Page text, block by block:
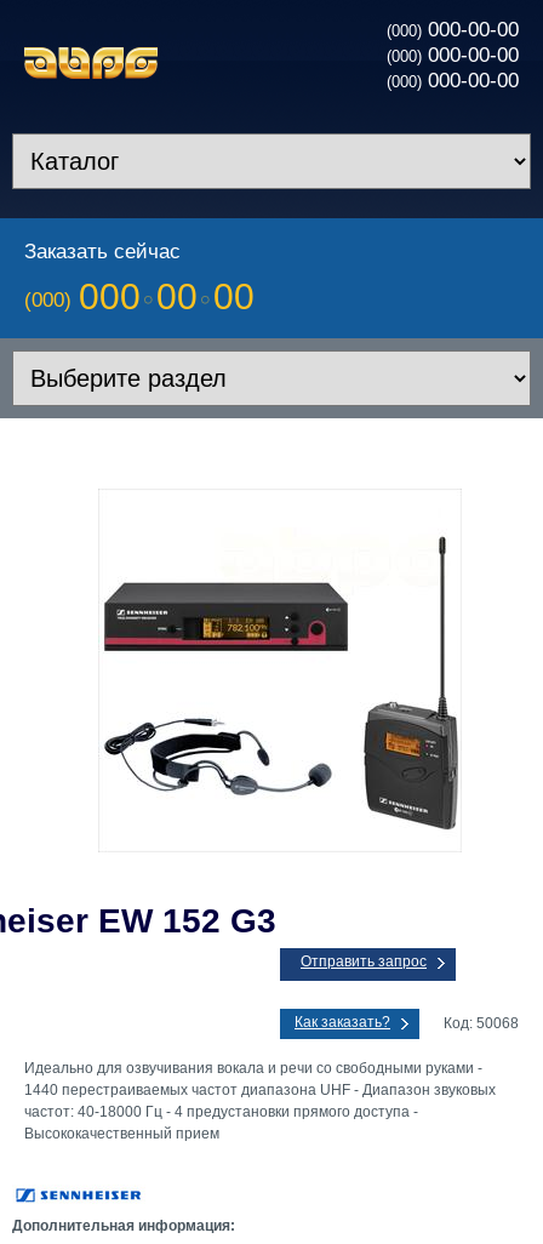
(000) 000-00-00
(000) 000-00-00
(000) 000-00-00
Заказать сейчас
(000) 000 00 00
EW 152 G3
Отправить запрос
Как заказать? Код: 50068
Идеально для озвучивания вокала и речи со свободными руками -
1440 перестраиваемых частот диапазона UHF - Диапазон звуковых
частот: 40-18000 Гц - 4 предустановки прямого доступа -
Высококачественный прием
Дополнительная информация: